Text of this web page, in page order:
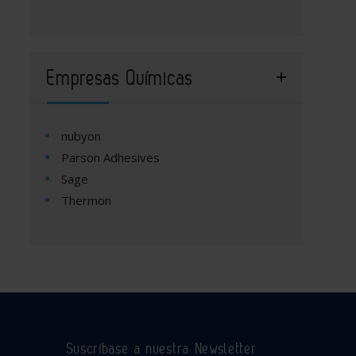
Empresas Químicas
nubyon
Parson Adhesives
Sage
Thermon
Suscríbase a nuestra Newsletter